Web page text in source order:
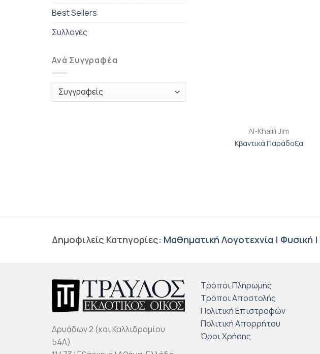
Best Sellers
Συλλογές
Ανά Συγγραφέα
Al-Khalili Jim
Κβαντικά Παράδοξα
Δημοφιλείς Κατηγορίες: Μαθηματική Λογοτεχνία | Φυσική |
Δρυάδων 2 (και Καλλιδρομίου
54Α)
Τρόποι Πληρωμής
Τρόποι Αποστολής
Πολιτική Επιστροφών
Πολιτική Απορρήτου
Όροι Χρήσης